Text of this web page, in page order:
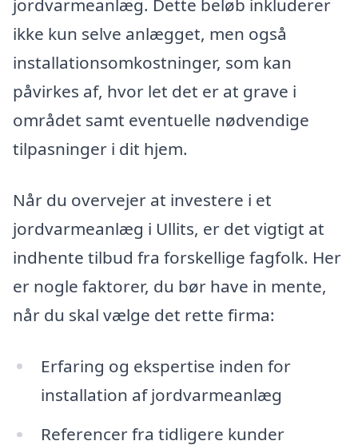
jordvarmeanlæg. Dette beløb inkluderer
ikke kun selve anlægget, men også
installationsomkostninger, som kan
påvirkes af, hvor let det er at grave i
området samt eventuelle nødvendige
tilpasninger i dit hjem.
Når du overvejer at investere i et
jordvarmeanlæg i Ullits, er det vigtigt at
indhente tilbud fra forskellige fagfolk. Her
er nogle faktorer, du bør have in mente,
når du skal vælge det rette firma:
Erfaring og ekspertise inden for
installation af jordvarmeanlæg
Referencer fra tidligere kunder